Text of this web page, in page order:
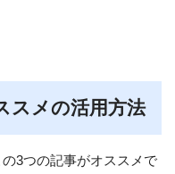
スメの活用方法
3つの記事がオススメで